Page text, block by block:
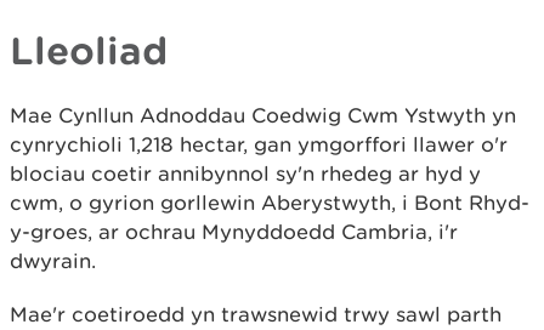
Lleoliad
Mae Cynllun Adnoddau Coedwig Cwm Ystwyth yn
cynrychioli 1,218 hectar, gan ymgorffori llawer o'r
blociau coetir annibynnol sy'n rhedeg ar hyd y
cwm, o gyrion gorllewin Aberystwyth, i Bont Rhyd-
y-groes, ar ochrau Mynyddoedd Cambria, i'r
dwyrain.
Mae'r coetiroedd yn trawsnewid trwy sawl parth